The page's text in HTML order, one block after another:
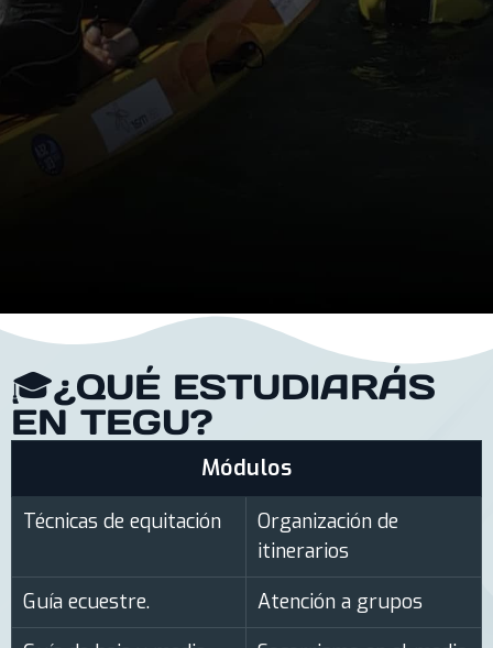
🎓¿QUÉ ESTUDIARÁS
EN TEGU?
Módulos
Técnicas de equitación
Organización de
itinerarios
Guía ecuestre.
Atención a grupos